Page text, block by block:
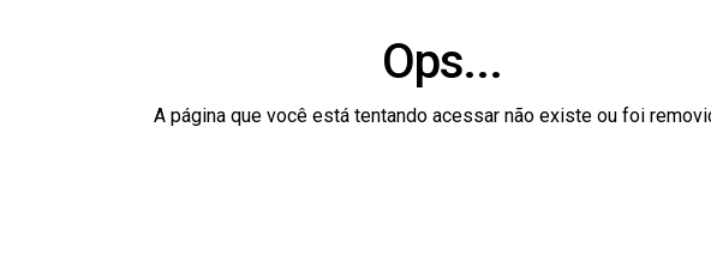
Santa Casa projeta déficit de R$ 5,48 milhões em 2026 e pede apoio de municípios
Polícia Civil participa da abertura do Agosto Lilás com orientações sobre proteção
Ops...
A página que você está tentando acessar não existe ou foi